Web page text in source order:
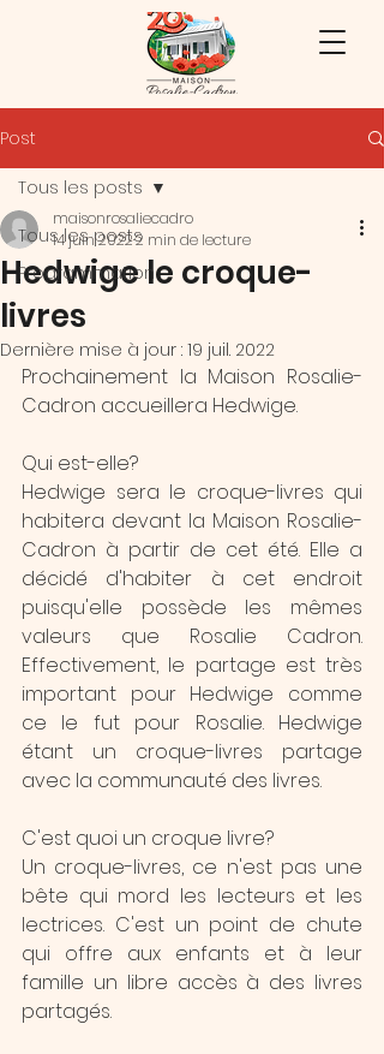
Post
Tous les posts
Programmation
Tous les posts
Hedwige le croque-
livres
maisonrosaliecadro
14 juin 20222 min de lecture
Dernière mise à jour : 19 juil. 2022
Prochainement la Maison Rosalie-
Cadron accueillera Hedwige.
Qui est-elle?
Hedwige sera le croque-livres qui
habitera devant la Maison Rosalie-
Cadron à partir de cet été. Elle a
décidé d'habiter à cet endroit
puisqu'elle possède les mêmes
valeurs que Rosalie Cadron.
Effectivement, le partage est très
important pour Hedwige comme
ce le fut pour Rosalie. Hedwige
étant un croque-livres partage
avec la communauté des livres.
C'est quoi un croque livre?
Un croque-livres, ce n'est pas une
bête qui mord les lecteurs et les
lectrices. C'est un point de chute
qui offre aux enfants et à leur
famille un libre accès à des livres
partagés.